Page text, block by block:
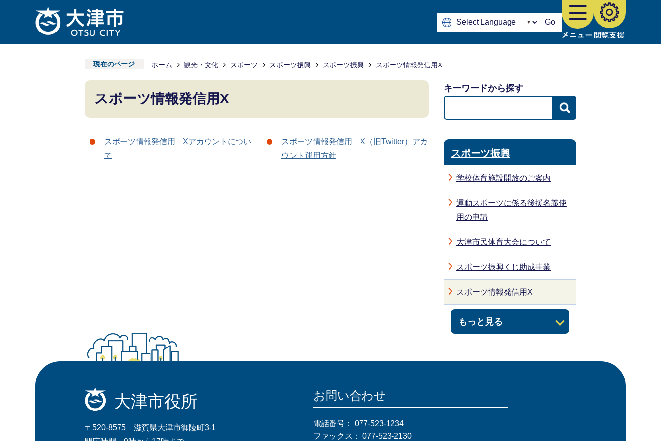
Go
現在のページ ホーム 観光・文化 スポーツ スポーツ振興 スポーツ振興 スポーツ情報発信用X
スポーツ情報発信用X
スポーツ情報発信用 Xアカウントについ
て
スポーツ情報発信用 X（旧Twitter）アカ
ウント運用方針
キーワードから探す
スポーツ振興
学校体育施設開放のご案内
運動スポーツに係る後援名義使
用の申請
大津市民体育大会について
もっと見る
スポーツ振興くじ助成事業
スポーツ情報発信用X
大津市役所
〒520-8575 滋賀県大津市御陵町3-1
お問い合わせ
電話番号： 077-523-1234
ファックス： 077-523-2130